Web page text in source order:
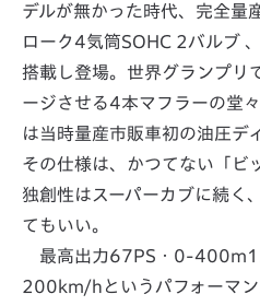
デルが無かった時代、完全量
ローク4気筒SOHC 2バルブ
搭載し登場。世界グランプリ
ージさせる4本マフラーの堂
は当時量産市販車初の油圧デ
その仕様は、かつてない「ビ
独創性はスーパーカブに続く
てもいい。
最高出力67PS・0-
200km/hというパフォーマ